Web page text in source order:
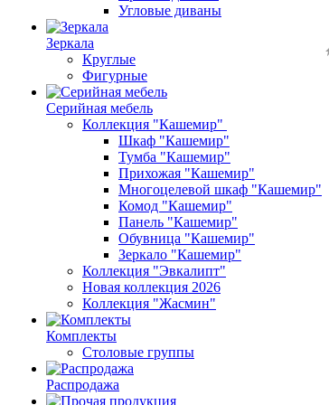
Угловые диваны
Зеркала
Круглые
Фигурные
Серийная мебель
Коллекция "Кашемир"
Шкаф "Кашемир"
Тумба "Кашемир"
Прихожая "Кашемир"
Многоцелевой шкаф "Кашемир"
Комод "Кашемир"
Панель "Кашемир"
Обувница "Кашемир"
Зеркало "Кашемир"
Коллекция "Эвкалипт"
Новая коллекция 2026
Коллекция "Жасмин"
Комплекты
Столовые группы
Распродажа